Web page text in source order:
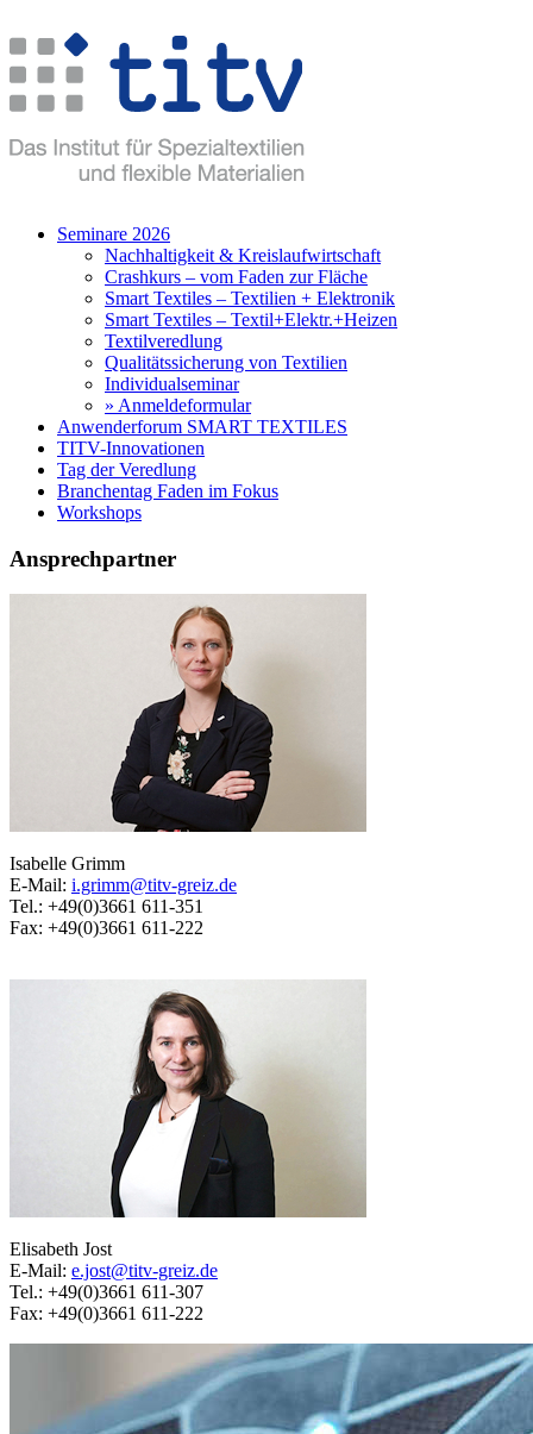
Seminare 2026
Nachhaltigkeit & Kreislaufwirtschaft
Crashkurs – vom Faden zur Fläche
Smart Textiles – Textilien + Elektronik
Smart Textiles – Textil+Elektr.+Heizen
Textilveredlung
Qualitätssicherung von Textilien
Individualseminar
» Anmeldeformular
Anwenderforum SMART TEXTILES
TITV-Innovationen
Tag der Veredlung
Branchentag Faden im Fokus
Workshops
Ansprechpartner
Isabelle Grimm
E-Mail: i.grimm@titv-greiz.de
Tel.: +49(0)3661 611-351
Fax: +49(0)3661 611-222
Elisabeth Jost
E-Mail: e.jost@titv-greiz.de
Tel.: +49(0)3661 611-307
Fax: +49(0)3661 611-222